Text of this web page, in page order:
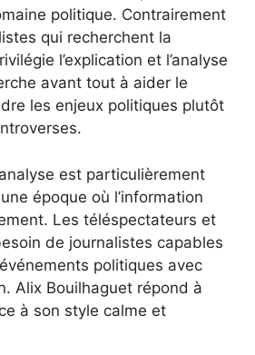
politique. Contrairement
qui recherchent la
l’explication et l’analyse
avant tout à aider le
les enjeux politiques plutôt
est particulièrement
époque où l’information
Les téléspectateurs et
de journalistes capables
politiques avec
Alix Bouilhaguet répond à
à son style calme et